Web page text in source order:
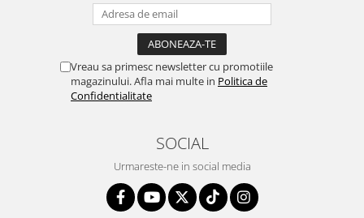
Vreau sa primesc newsletter cu promotiile
magazinului. Afla mai multe in Politica de
Confidentialitate
SOCIAL
Urmareste-ne in social media